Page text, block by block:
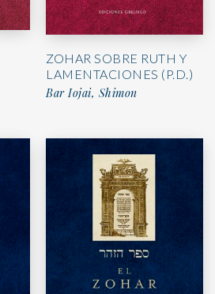
ZOHAR SOBRE RUTH Y
LAMENTACIONES (P.D.)
Bar Iojai, Shimon